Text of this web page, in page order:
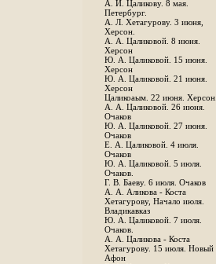
А. И. Цаликову. 8 мая.
Петербург.
А. Л. Хетагурову. 3 июня,
Херсон.
А. А. Цаликовой. 8 июня.
Херсон
Ю. А. Цаликовой. 15 июня.
Херсон
Ю. А. Цаликовой. 21 июня.
Херсон
Цаликоаым. 22 июня. Херсон.
А. А. Цаликовой. 26 июня.
Очаков
Ю. А. Цаликовой. 27 июня.
Очаков
Е. А. Цаликовой. 4 июля.
Очаков
Ю. А. Цаликовой. 5 июля.
Очаков.
Г. В. Баеву. 6 июля. Очаков
А. А. Аликова - Коста
Хетагурову, Начало июля.
Владикавказ
Ю. А. Цаликовой. 7 июля.
Очаков.
А. А. Цаликова - Коста
Хетагурову. 15 июля. Новый
Афон